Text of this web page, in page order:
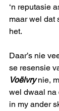
‘n reputasie
maar wel dat
het.
Daar’s nie
se resensie
Voëlvry nie,
wel dwaal na
in my ander